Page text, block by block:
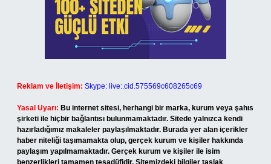
Reklam ve İletişim: Skype: live:.cid.575569c608265c69
Yasal Uyarı: Bu internet sitesi, herhangi bir marka, kurum veya şahıs
şirketi ile hiçbir bağlantısı bulunmamaktadır. Sitede yalnızca kendi
hazırladığımız makaleler paylaşılmaktadır. Burada yer alan içerikler
haber niteliği taşımamakta olup, gerçek kurum ve kişiler hakkında
paylaşım yapılmamaktadır. Gerçek kurum ve kişiler ile isim
benzerlikleri tamamen tesadüfidir. Sitemizdeki bilgiler taslak